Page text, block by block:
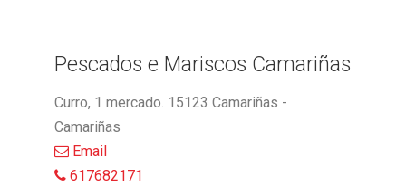
Pescados e Mariscos Camariñas
Curro, 1 mercado. 15123 Camariñas -
Camariñas
Email
617682171